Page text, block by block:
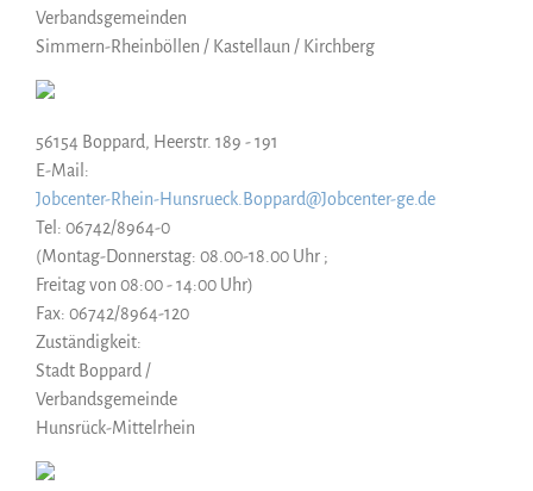
Verbandsgemeinden
Simmern-Rheinböllen / Kastellaun / Kirchberg
56154 Boppard, Heerstr. 189 - 191
E-Mail:
Jobcenter-Rhein-Hunsrueck.Boppard@Jobcenter-ge.de
Tel: 06742/8964-0
(Montag-Donnerstag: 08.00-18.00 Uhr ;
Freitag von 08:00 - 14:00 Uhr)
Fax: 06742/8964-120
Zuständigkeit:
Stadt Boppard /
Verbandsgemeinde
Hunsrück-Mittelrhein